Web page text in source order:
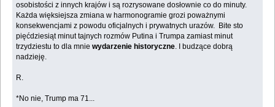
osobistości z innych krajów i są rozrysowane dosłownie co do minuty.
Każda więksiejsza zmiana w harmonogramie grozi poważnymi
konsekwencjami z powodu oficjalnych i prywatnych urazów. Bite sto
pięćdziesiąt minut tajnych rozmów Putina i Trumpa zamiast minut
trzydziestu to dla mnie wydarzenie historyczne. I budzące dobrą
nadzieję.
R.
*No nie, Trump ma 71...